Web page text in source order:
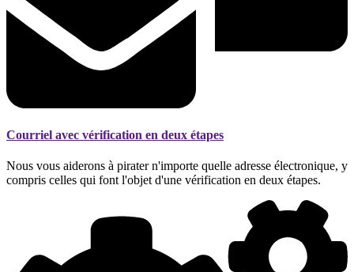
Courriel avec vérification en deux étapes
Nous vous aiderons à pirater n'importe quelle adresse électronique, y
compris celles qui font l'objet d'une vérification en deux étapes.